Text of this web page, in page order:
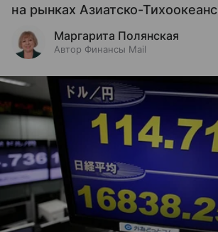
на рынках Азиатско-
Маргарита Полянская
Автор Финансы Mail